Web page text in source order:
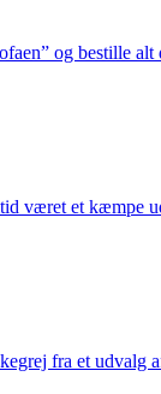
og bestille
været et kæmpe
fra et